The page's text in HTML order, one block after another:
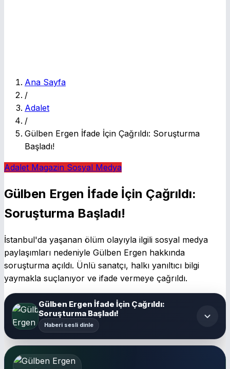
Ana Sayfa
/
Adalet
/
Gülben Ergen İfade İçin Çağrıldı: Soruşturma
Başladı!
Adalet Magazin Sosyal Medya
Gülben Ergen İfade İçin Çağrıldı:
Soruşturma Başladı!
İstanbul'da yaşanan ölüm olayıyla ilgili sosyal medya
paylaşımları nedeniyle Gülben Ergen hakkında
soruşturma açıldı. Ünlü sanatçı, halkı yanıltıcı bilgi
yaymakla suçlanıyor ve ifade vermeye çağrıldı.
Gülben Ergen İfade İçin Çağrıldı:
Soruşturma Başladı!
Haberi sesli dinle